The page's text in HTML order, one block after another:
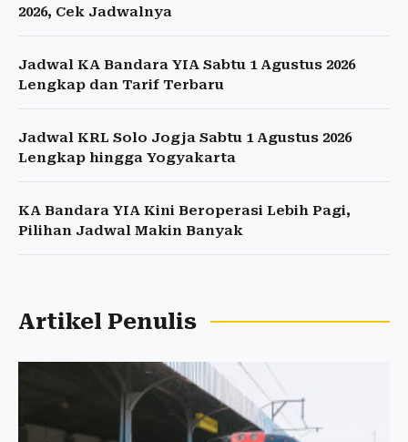
2026, Cek Jadwalnya
Jadwal KA Bandara YIA Sabtu 1 Agustus 2026
Lengkap dan Tarif Terbaru
Jadwal KRL Solo Jogja Sabtu 1 Agustus 2026
Lengkap hingga Yogyakarta
KA Bandara YIA Kini Beroperasi Lebih Pagi,
Pilihan Jadwal Makin Banyak
Artikel Penulis